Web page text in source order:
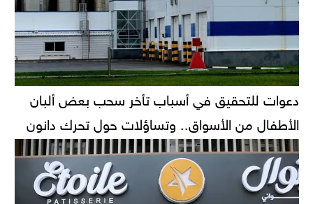
دعوات للتحقيق في أسباب تأخر سحب بعض ألبان
الأطفال من الأسواق.. وتساؤلات حول تحرك دانون